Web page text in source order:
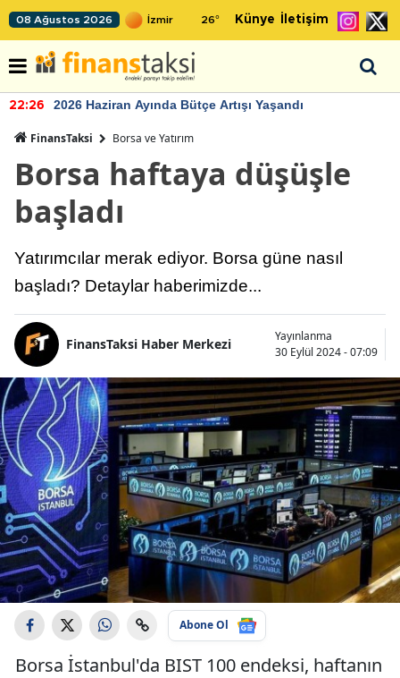
08 Ağustos 2026 26° Künye İletişim
22:26 2026 Haziran Ayında Bütçe Artışı Yaşandı
FinansTaksi Borsa ve Yatırım
Borsa haftaya düşüşle
başladı
Yatırımcılar merak ediyor. Borsa güne nasıl
başladı? Detaylar haberimizde...
FinansTaksi Haber Merkezi
Yayınlanma
30 Eylül 2024 - 07:09
Abone Ol
Borsa İstanbul'da BIST 100 endeksi, haftanın